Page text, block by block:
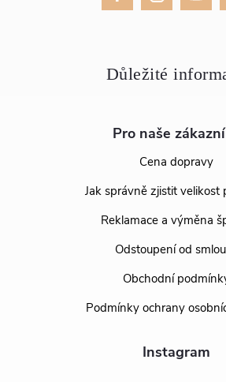
Pro naše
Cena dopravy
Jak správně zjistit velikost
Reklamace a výměna
Odstoupení od
Obchodní
Podmínky ochrany
Instagram